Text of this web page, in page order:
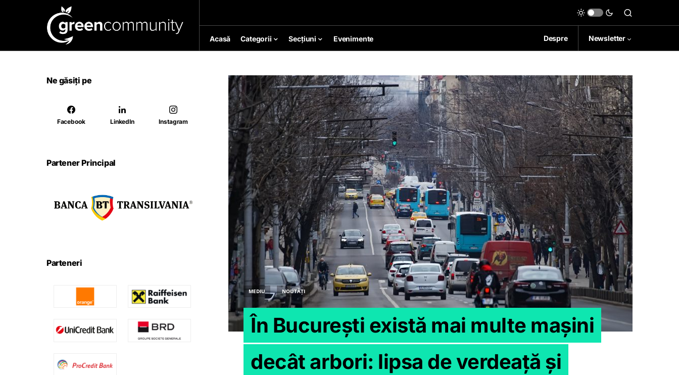
Acasă Categorii Secțiuni Evenimente Despre Newsletter
MEDIU NOUTĂȚI
În București există mai multe mașini
decât arbori: lipsa de verdeață și
Ne găsiți pe
Facebook LinkedIn Instagram
Partener Principal
Parteneri